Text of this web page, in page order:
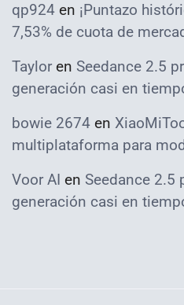
qp924 en ¡Puntazo
7,53% de cuota de
Taylor en Seedance 2.5
generación casi en
bowie 2674 en
multiplataforma para
Voor AI en Seedance 2.5
generación casi en